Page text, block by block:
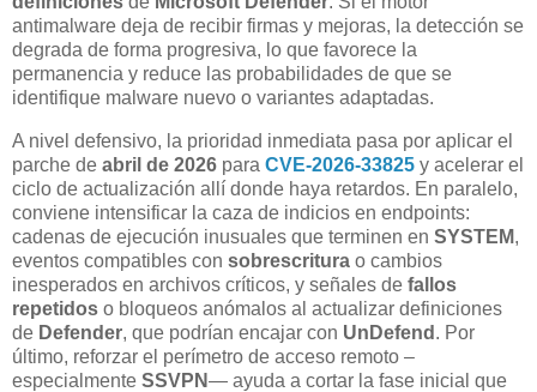
antimalware deja de recibir firmas y mejoras, la detección se
degrada de forma progresiva, lo que favorece la
permanencia y reduce las probabilidades de que se
identifique malware nuevo o variantes adaptadas.
A nivel defensivo, la prioridad inmediata pasa por aplicar el
parche de abril de 2026 para CVE-2026-33825 y acelerar el
ciclo de actualización allí donde haya retardos. En paralelo,
conviene intensificar la caza de indicios en endpoints:
cadenas de ejecución inusuales que terminen en SYSTEM,
eventos compatibles con sobrescritura o cambios
inesperados en archivos críticos, y señales de fallos
repetidos o bloqueos anómalos al actualizar definiciones
de Defender, que podrían encajar con UnDefend . Por
último, reforzar el perímetro de acceso remoto –
especialmente SSVPN— ayuda a cortar la fase inicial que